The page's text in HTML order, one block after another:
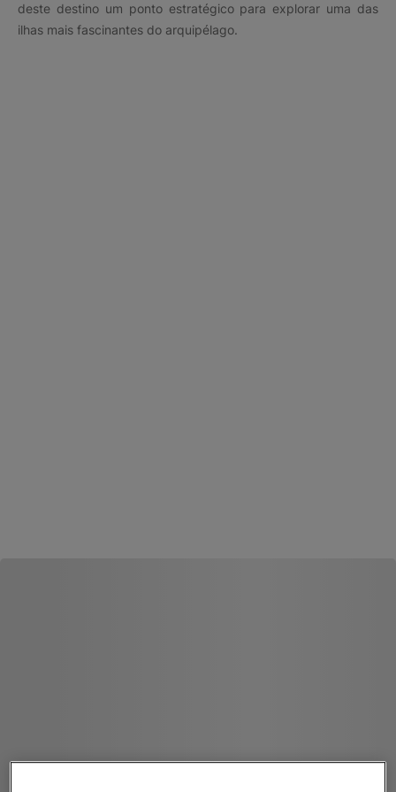
deste destino um ponto estratégico para explorar uma das
ilhas mais fascinantes do arquipélago.